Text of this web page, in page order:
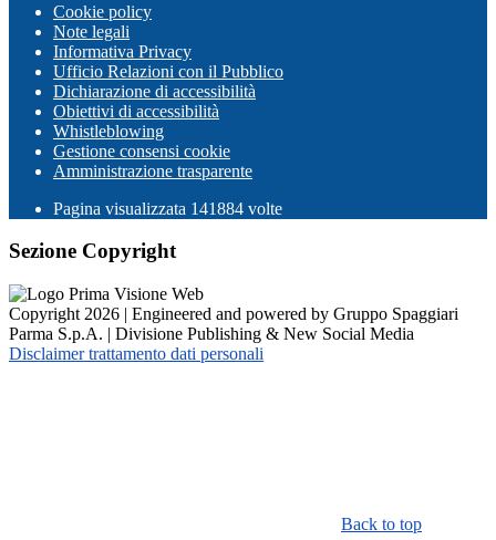
Cookie policy
Note legali
Informativa Privacy
Ufficio Relazioni con il Pubblico
Dichiarazione di accessibilità
Obiettivi di accessibilità
Whistleblowing
Gestione consensi cookie
Amministrazione trasparente
Pagina visualizzata 141884 volte
Sezione Copyright
Copyright 2026 | Engineered and powered by Gruppo Spaggiari
Parma S.p.A. | Divisione Publishing & New Social Media
Disclaimer trattamento dati personali
Back to top